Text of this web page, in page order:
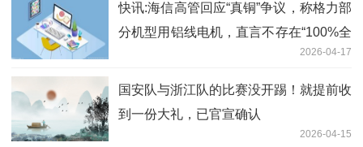
快讯:海信高管回应“真铜”争议，称格力部
分机型用铝线电机，直言不存在“100%全
2026-04-17
国安队与浙江队的比赛没开踢！就提前收
到一份大礼，已官宣确认
2026-04-15